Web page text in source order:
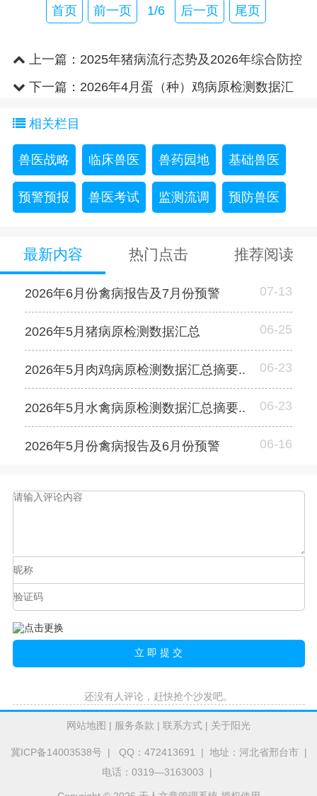
首页 前一页 1/6 后一页 尾页
上一篇： 2025年猪病流行态势及2026年综合防控
策略下一篇： 2026年4月蛋（种）鸡病原检测数据汇
相关栏目
兽医战略 临床兽医 兽药园地 基础兽医
预警预报 兽医考试 监测流调 预防兽医
最新内容 热门点击 推荐阅读
2026年6月份禽病报告及7月份预警 07-13
2026年5月猪病原检测数据汇总 06-25
2026年5月肉鸡病原检测数据汇总摘要.. 06-23
2026年5月水禽病原检测数据汇总摘要.. 06-23
2026年5月份禽病报告及6月份预警 06-16
还没有人评论，赶快抢个沙发吧。
网站地图 | 服务条款 | 联系方式 | 关于阳光
冀ICP备14003538号| QQ：472413691 | 地址：河北省邢台市 |
电话：0319—3163003 |